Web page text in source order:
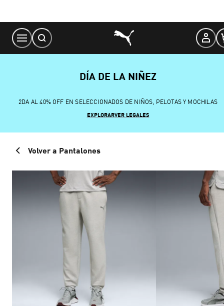
Content
DÍA DE LA NIÑEZ
2DA AL 40% OFF EN SELECCIONADOS DE NIÑOS, PELOTAS Y MOCHILAS
EXPLORARVER LEGALES
Volver a Pantalones